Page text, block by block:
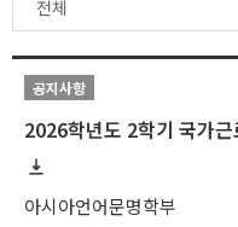
공지사항
2026학년도 2학기 국가
아시아언어문명학부